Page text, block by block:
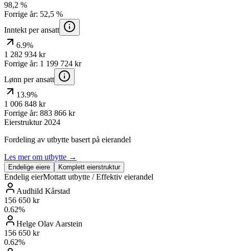
98,2 %
Forrige år: 52,5 %
Inntekt per ansatt
6.9%
1 282 934 kr
Forrige år: 1 199 724 kr
Lønn per ansatt
13.9%
1 006 848 kr
Forrige år: 883 866 kr
Eierstruktur 2024
Fordeling av utbytte basert på eierandel
Les mer om utbytte →
Endelige eiere Komplett eierstruktur
Endelig eierMottatt utbytte / Effektiv eierandel
Audhild Kårstad
156 650 kr
0.62%
Helge Olav Aarstein
156 650 kr
0.62%